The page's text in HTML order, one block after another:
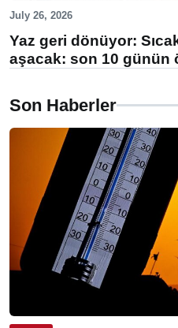
July 26, 2026
Yaz geri dönüyor:
aşacak: son 10 günün
Son Haberler